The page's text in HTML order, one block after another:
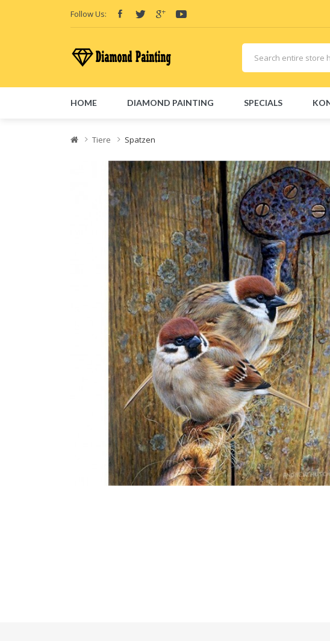
Follow Us:
HOME DIAMOND PAINTING SPECIALS
Tiere Spatzen